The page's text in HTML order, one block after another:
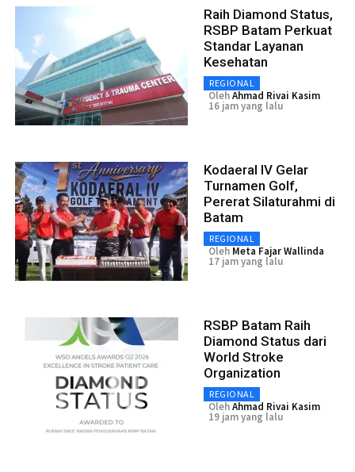
Raih Diamond Status,
RSBP Batam Perkuat
Standar Layanan
Kesehatan
REGIONAL
OlehAhmad Rivai Kasim
16 jam yang lalu
Kodaeral IV Gelar
Turnamen Golf,
Pererat Silaturahmi di
Batam
REGIONAL
Oleh Meta Fajar Wallinda
17 jam yang lalu
RSBP Batam Raih
Diamond Status dari
World Stroke
Organization
REGIONAL
OlehAhmad Rivai Kasim
19 jam yang lalu